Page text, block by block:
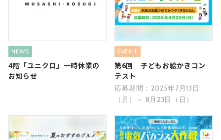
NEWS
4階「ユニクロ」一時休業の
お知らせ
EVENT
第6回 子どもお絵かきコン
テスト
応募期間：2025年7月13日
（月）～ 8月23日（日）